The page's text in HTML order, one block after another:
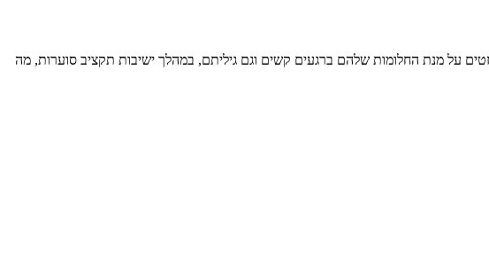
על מנת החלומות שלהם ברגעים קשים וגם גיליתם, במהלך ישיבות תקציב סוערות, מה